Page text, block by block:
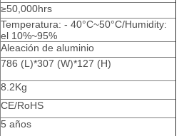
≥50,000hrs
Temperatura: - 40°C~50°C/Humidity:
el 10%~95%
Aleación de aluminio
786 (L)*307 (W)*127 (H)
8.2Kg
CE/RoHS
5 años